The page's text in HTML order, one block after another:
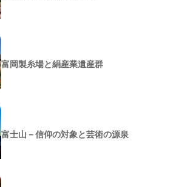
富岡製糸場と絹産業遺産群
富士山－信仰の対象と芸術の源泉